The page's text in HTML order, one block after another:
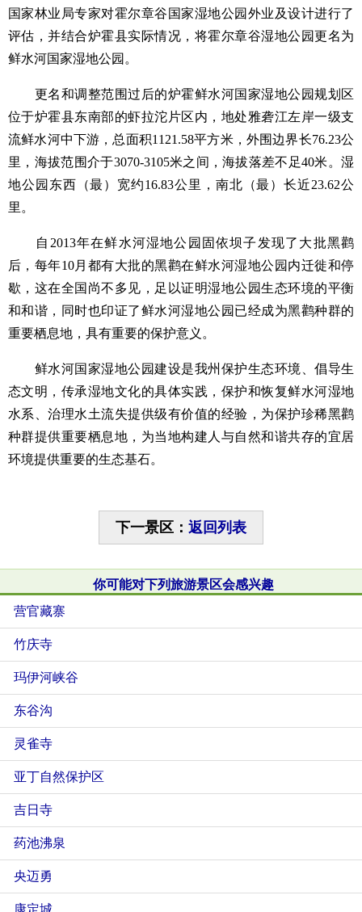
国家林业局专家对霍尔章谷国家湿地公园外业及设计进行了
评估，并结合炉霍县实际情况，将霍尔章谷湿地公园更名为
鲜水河国家湿地公园。
更名和调整范围过后的炉霍鲜水河国家湿地公园规划区
位于炉霍县东南部的虾拉沱片区内，地处雅砻江左岸一级支
流鲜水河中下游，总面积1121.58平方米，外围边界长76.23公
里，海拔范围介于3070-3105米之间，海拔落差不足40米。湿
地公园东西（最）宽约16.83公里，南北（最）长近23.62公
里。
自2013年在鲜水河湿地公园固依坝子发现了大批黑鹳
后，每年10月都有大批的黑鹳在鲜水河湿地公园内迁徙和停
歇，这在全国尚不多见，足以证明湿地公园生态环境的平衡
和和谐，同时也印证了鲜水河湿地公园已经成为黑鹳种群的
重要栖息地，具有重要的保护意义。
鲜水河国家湿地公园建设是我州保护生态环境、倡导生
态文明，传承湿地文化的具体实践，保护和恢复鲜水河湿地
水系、治理水土流失提供级有价值的经验，为保护珍稀黑鹳
种群提供重要栖息地，为当地构建人与自然和谐共存的宜居
环境提供重要的生态基石。
下一景区： 返回列表
你可能对下列旅游景区会感兴趣
营官藏寨
竹庆寺
玛伊河峡谷
东谷沟
灵雀寺
亚丁自然保护区
吉日寺
药池沸泉
央迈勇
康定城